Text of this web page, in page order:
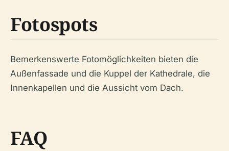
Fotospots
Bemerkenswerte Fotomöglichkeiten bieten die
Außenfassade und die Kuppel der Kathedrale, die
Innenkapellen und die Aussicht vom Dach.
FAQ